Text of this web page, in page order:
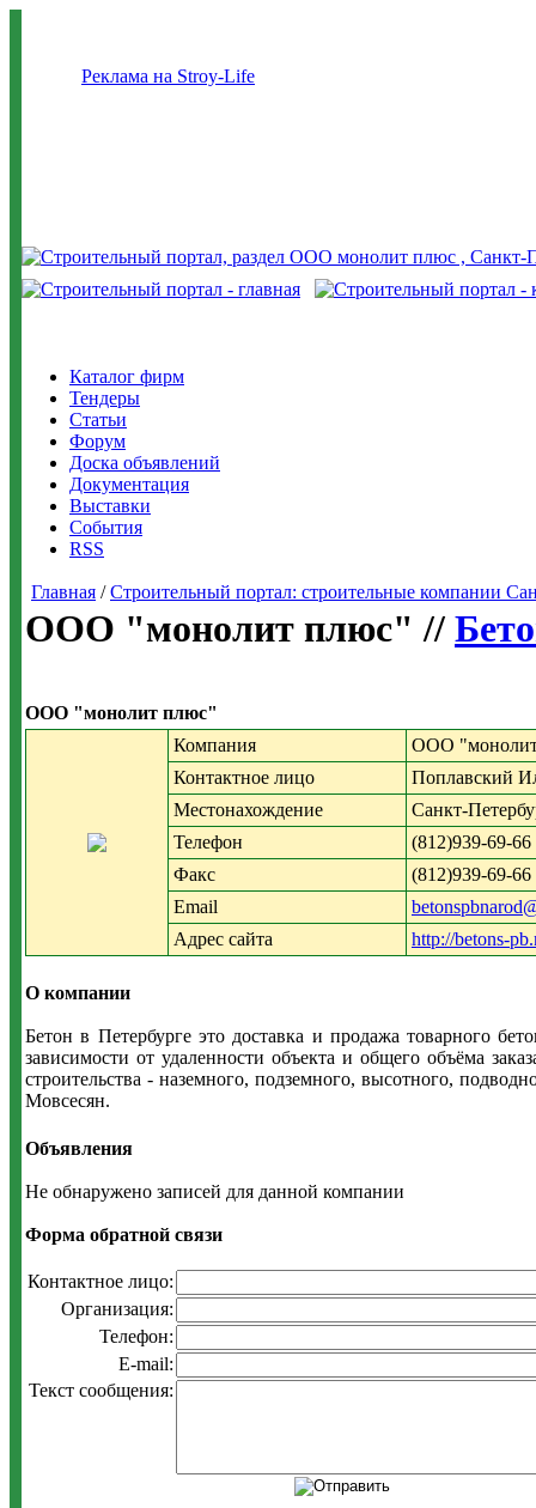
Реклама на Stroy-Life
Каталог фирм
Тендеры
Статьи
Форум
Доска объявлений
Документация
Выставки
События
RSS
Главная /Строительный портал: строительные компании
ООО "монолит плюс" //
ООО "монолит плюс"
Компания
ООО
Контактное лицо
Поплавский
Местонахождение
Санкт-
Телефон
(812)939-69-66
Факс
(812)939-69-66
Email
Адрес сайта
http://betons-
О компании
Бетон в Петербурге это доставка и продажа товарного
зависимости от удаленности объекта и общего объёма
строительства - наземного, подземного, высотного,
Мовсесян.
Объявления
Не обнаружено записей для данной компании
Форма обратной связи
Контактное лицо:
Организация:
Телефон:
E-mail:
Текст сообщения: